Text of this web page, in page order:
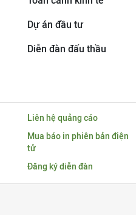
Dự án đầu tư
Diễn đàn đấu thầu
Liên hệ quảng cáo
Mua báo in phiên bản điện
tử
Đăng ký diễn đàn